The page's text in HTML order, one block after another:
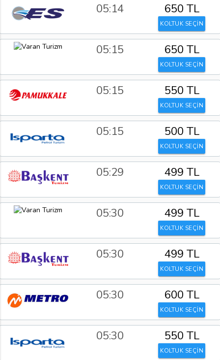
05:14 650 TL
KOLTUK SEÇİN
05:15 650 TL
KOLTUK SEÇİN
05:15 550 TL
KOLTUK SEÇİN
05:15 500 TL
KOLTUK SEÇİN
05:29 499 TL
KOLTUK SEÇİN
05:30 499 TL
KOLTUK SEÇİN
05:30 499 TL
KOLTUK SEÇİN
05:30 600 TL
KOLTUK SEÇİN
05:30 550 TL
KOLTUK SEÇİN